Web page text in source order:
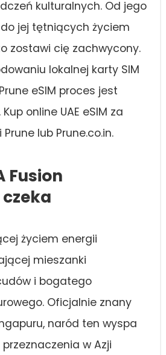
kulturalnych. Od jego
jej tętniących życiem
zostawi cię zachwycony.
lokalnej karty SIM
eSIM proces jest
online UAE eSIM za
lub Prune.co.in.
Fusion
życiem energii
mieszanki
i bogatego
Oficjalnie znany
naród ten wyspa
w Azji